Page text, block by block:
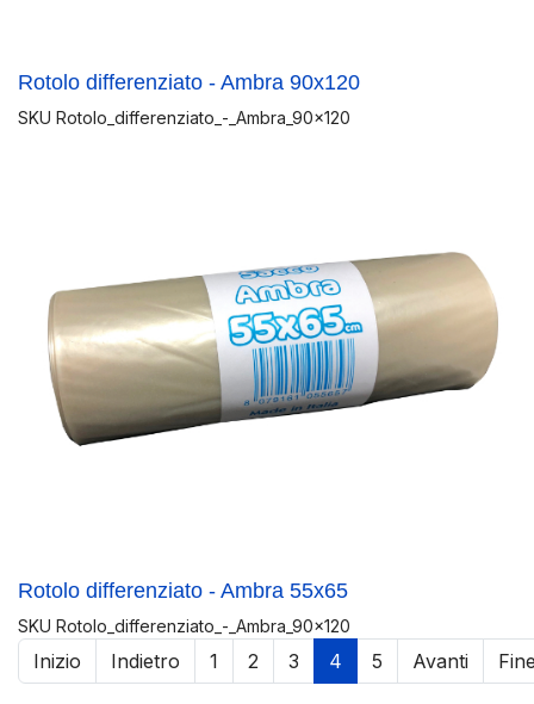
Rotolo differenziato - Ambra 90x120
SKU Rotolo_differenziato_-_Ambra_90x120
Rotolo differenziato - Ambra 55x65
SKU Rotolo_differenziato_-_Ambra_90x120
Inizio Indietro 1 2 3 4 5 Avanti